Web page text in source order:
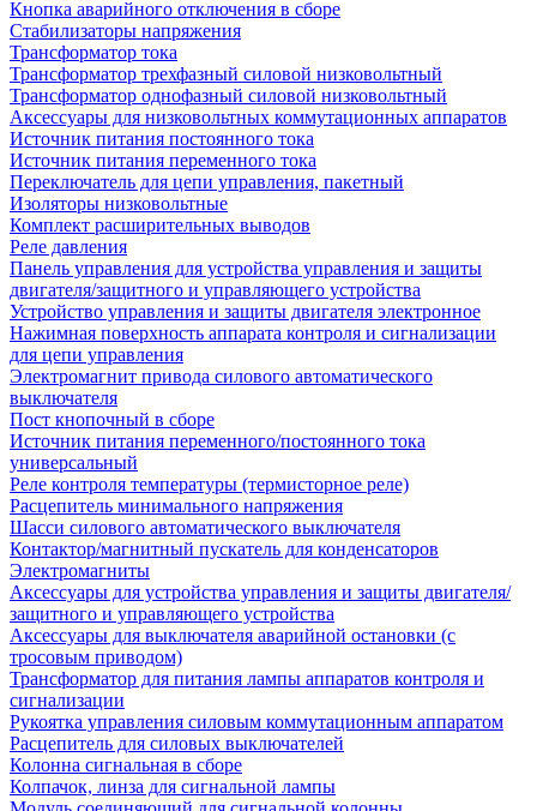
Кнопка аварийного отключения в сборе
Стабилизаторы напряжения
Трансформатор тока
Трансформатор трехфазный силовой низковольтный
Трансформатор однофазный силовой низковольтный
Аксессуары для низковольтных коммутационных аппаратов
Источник питания постоянного тока
Источник питания переменного тока
Переключатель для цепи управления, пакетный
Изоляторы низковольтные
Комплект расширительных выводов
Реле давления
Панель управления для устройства управления и защиты
двигателя/защитного и управляющего устройства
Устройство управления и защиты двигателя электронное
Нажимная поверхность аппарата контроля и сигнализации
для цепи управления
Электромагнит привода силового автоматического
выключателя
Пост кнопочный в сборе
Источник питания переменного/постоянного тока
универсальный
Реле контроля температуры (термисторное реле)
Расцепитель минимального напряжения
Шасси силового автоматического выключателя
Контактор/магнитный пускатель для конденсаторов
Электромагниты
Аксессуары для устройства управления и защиты двигателя/
защитного и управляющего устройства
Аксессуары для выключателя аварийной остановки (с
тросовым приводом)
Трансформатор для питания лампы аппаратов контроля и
сигнализации
Рукоятка управления силовым коммутационным аппаратом
Расцепитель для силовых выключателей
Колонна сигнальная в сборе
Колпачок, линза для сигнальной лампы